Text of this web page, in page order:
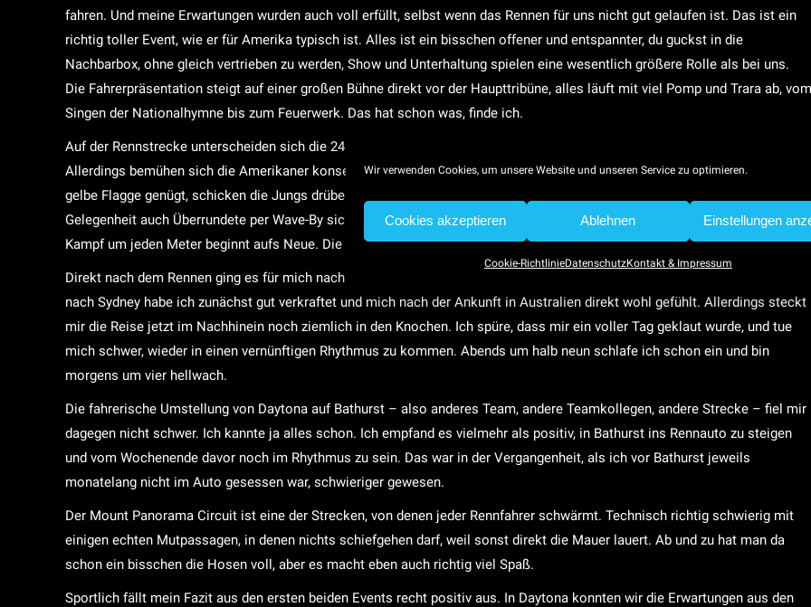
Wir verwenden Cookies, um unsere Website und unseren Service zu optimieren.
Cookies akzeptieren Ablehnen Einstellungen
Cookie-RichtlinieDatenschutzKontakt & Impressum
fahren. Und meine Erwartungen wurden auch voll erfüllt, selbst wenn das Rennen für uns nicht gut gelaufen ist. Das ist ein
richtig toller Event, wie er für Amerika typisch ist. Alles ist ein bisschen offener und entspannter, du guckst in die
Nachbarbox, ohne gleich vertrieben zu werden, Show und Unterhaltung spielen eine wesentlich größere Rolle als bei uns.
Die Fahrerpräsentation steigt auf einer großen Bühne direkt vor der Haupttribüne, alles läuft mit viel Pomp und Trara ab, vom
Singen der Nationalhymne bis zum Feuerwerk. Das hat schon was, finde ich.
Auf der Rennstrecke unterscheiden sich die 24 Stunden Daytona kaum von ihren europäischen Pendants wie etwa Spa.
Allerdings bemühen sich die Amerikaner konsequenter, die Spannung im Rennen aufrecht zu halten. Wo bei uns eine lokale
gelbe Flagge genügt, schicken die Jungs drüben direkt das Safety Car raus, führen das Feld zusammen und lassen bei der
Gelegenheit auch Überrundete per Wave-By sich zurückrunden. Und schon liegen alle wieder dicht zusammen, und der
Kampf um jeden Meter beginnt aufs Neue. Die Zuschauer haben ihren Spaß, und darauf kommt’s ja letztlich an.
Direkt nach dem Rennen ging es für mich nach Bathurst weiter. Den 16.000-Kilometer-Trip von Orlando via San Francisco
nach Sydney habe ich zunächst gut verkraftet und mich nach der Ankunft in Australien direkt wohl gefühlt. Allerdings steckt
mir die Reise jetzt im Nachhinein noch ziemlich in den Knochen. Ich spüre, dass mir ein voller Tag geklaut wurde, und tue
mich schwer, wieder in einen vernünftigen Rhythmus zu kommen. Abends um halb neun schlafe ich schon ein und bin
morgens um vier hellwach.
Die fahrerische Umstellung von Daytona auf Bathurst – also anderes Team, andere Teamkollegen, andere Strecke – fiel mir
dagegen nicht schwer. Ich kannte ja alles schon. Ich empfand es vielmehr als positiv, in Bathurst ins Rennauto zu steigen
und vom Wochenende davor noch im Rhythmus zu sein. Das war in der Vergangenheit, als ich vor Bathurst jeweils
monatelang nicht im Auto gesessen war, schwieriger gewesen.
Der Mount Panorama Circuit ist eine der Strecken, von denen jeder Rennfahrer schwärmt. Technisch richtig schwierig mit
einigen echten Mutpassagen, in denen nichts schiefgehen darf, weil sonst direkt die Mauer lauert. Ab und zu hat man da
schon ein bisschen die Hosen voll, aber es macht eben auch richtig viel Spaß.
Sportlich fällt mein Fazit aus den ersten beiden Events recht positiv aus. In Daytona konnten wir die Erwartungen aus den